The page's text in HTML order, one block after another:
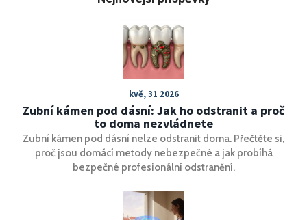
kvě, 31 2026
Zubní kámen pod dásní: Jak ho odstranit a proč
to doma nezvládnete
Zubní kámen pod dásní nelze odstranit doma. Přečtěte si,
proč jsou domácí metody nebezpečné a jak probíhá
bezpečné profesionální odstranění.